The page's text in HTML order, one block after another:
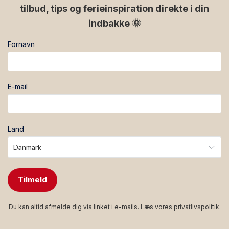
tilbud, tips og ferieinspiration direkte i din
indbakke 🌞
Fornavn
E-mail
Land
Tilmeld
Du kan altid afmelde dig via linket i e-mails. Læs vores privatlivspolitik.